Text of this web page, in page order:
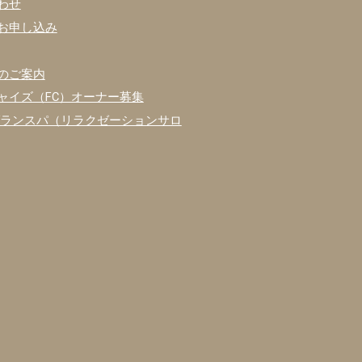
せ
申し込み
ご案内
イズ（FC）オーナー募集
ンスパ（リラクゼーションサロ